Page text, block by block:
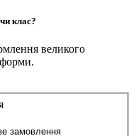
клас?
великого
форми.
замовлення